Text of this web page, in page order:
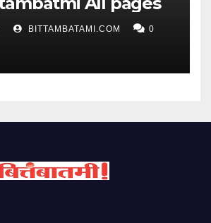
BITTAMBATAMI.COM 0